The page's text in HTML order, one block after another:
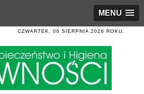
MENU
CZWARTEK, 06 SIERPNIA 2026 ROKU.